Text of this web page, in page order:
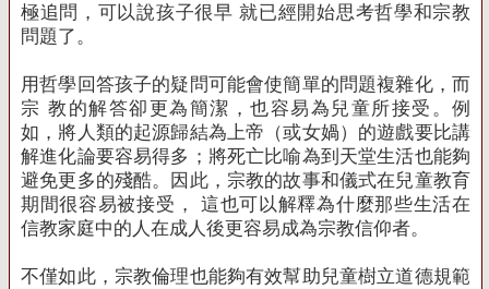
極追問，可以說孩子很早 就已經開始思考哲學和宗教
問題了。
用哲學回答孩子的疑問可能會使簡單的問題複雜化，而
宗 教的解答卻更為簡潔，也容易為兒童所接受。 例
如，將人類的起源歸結為上帝（或女媧）的遊戲要比講
解進化論要容易得多；將死亡比喻為到天堂生活也能夠
避免更多的殘酷。 因此，宗教的故事和儀式在兒童教育
期間很容易被接受， 這也可以解釋為什麼那些生活在
信教家庭中的人在成人後更容易成為宗教信仰者。
不僅如此，宗教倫理也能夠有效幫助兒童樹立道德規範